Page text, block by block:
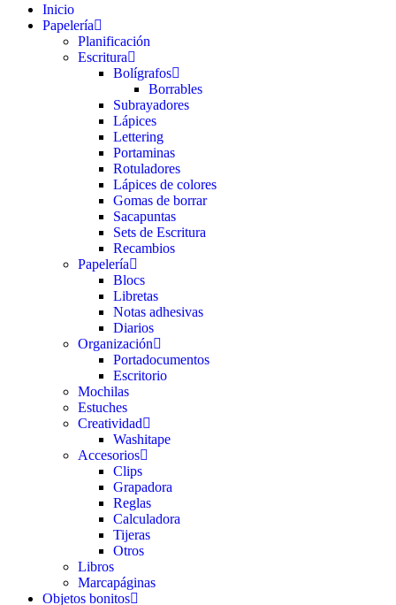
Inicio
Papelería
Planificación
Escritura
Bolígrafos
Borrables
Subrayadores
Lápices
Lettering
Portaminas
Rotuladores
Lápices de colores
Gomas de borrar
Sacapuntas
Sets de Escritura
Recambios
Papelería
Blocs
Libretas
Notas adhesivas
Diarios
Organización
Portadocumentos
Escritorio
Mochilas
Estuches
Creatividad
Washitape
Accesorios
Clips
Grapadora
Reglas
Calculadora
Tijeras
Otros
Libros
Marcapáginas
Objetos bonitos